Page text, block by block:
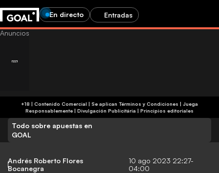
En directo Entradas
+18 | Contenido Comercial | Se aplican Términos y Condiciones | Juega
Responsablemente | Divulgación Publicitária | Principios editoriales
Todo sobre apuestas en
GOAL
Andrés Roberto Flores
Bocanegra
10 ago 2023 22:27-
04:00